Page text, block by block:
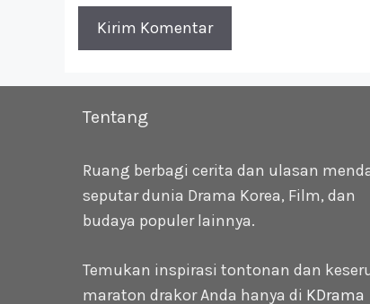
Tentang
Ruang berbagi cerita dan ulasan
seputar dunia Drama Korea, Film, dan
budaya populer lainnya.
Temukan inspirasi tontonan dan
maraton drakor Anda hanya di KDrama